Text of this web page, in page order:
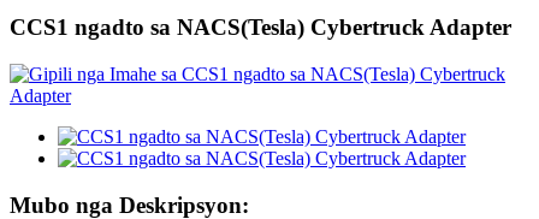
CCS1 ngadto sa NACS(Tesla) Cybertruck Adapter
Mubo nga Deskripsyon: